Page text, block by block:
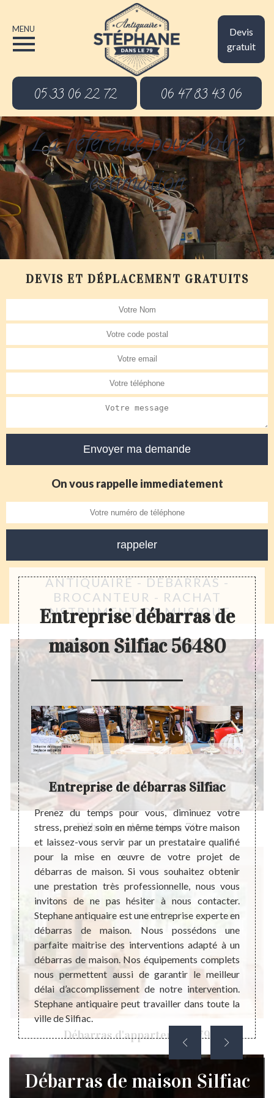
Devis
gratuit
MENU
05 33 06 22 72 06 47 83 43 06
La référence pour votre
estimation
DEVIS ET DÉPLACEMENT GRATUITS
On vous rappelle immediatement
ANTIQUAIRE - DÉBARRAS -
BROCANTEUR - RACHAT
INSTRUMENT DE MUSIQUE
Débarras de maison 79
Débarras d'appartement 79
Entreprise débarras de
maison Silfiac 56480
de
les
de
ou
sont
au
Entreprise de débarras Silfiac
Prenez du temps pour vous, diminuez votre
stress, prenez soin en même temps votre maison
et laissez-vous servir par un prestataire qualifié
pour la mise en œuvre de votre projet de
débarras de maison. Si vous souhaitez obtenir
une prestation très professionnelle, nous vous
invitons de ne pas hésiter à nous contacter.
Stephane antiquaire est une entreprise experte en
débarras de maison. Nous possédons une
parfaite maitrise des interventions adapté à un
débarras de maison. Nos équipements complets
nous permettent aussi de garantir le meilleur
délai d’accomplissement de notre intervention.
Stephane antiquaire peut travailler dans toute la
ville de Silfiac.
Suite
bien
Cela
tous
au
que
Débarras de maison Silfiac